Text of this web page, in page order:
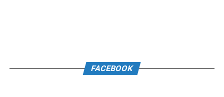
FACEBOOK